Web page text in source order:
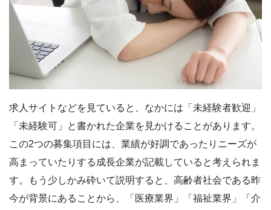
求人サイトなどを見ていると、なかには「未経験者歓迎」
「未経験可」と書かれた企業を見かけることがあります。
この2つの募集項目には、業績が好調であったりニーズが
高まっていたりする成長企業が記載していると考えられま
す。もう少しかみ砕いて説明すると、高齢者社会である昨
今が背景にあることから、「医療業界」「福祉業界」「介